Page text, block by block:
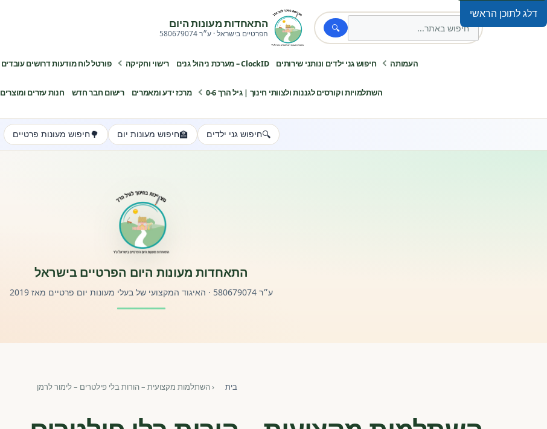
דלג לתוכן הראשי
התאחדות מעונות היום
הפרטיים בישראל · ע״ר 580679074
העמותה חיפוש גני ילדים ונותני שירותים ClockID – מערכת ניהול גנים רישוי וחקיקה פורטל לוח מודעות דרושים עובדים
השתלמויות וקורסים לגננות ולצוותי חינוך | גיל הרך 0-6 מרכז ידע ומאמרים רישום חבר חדש חנות עזרים ומוצרים
🔍
🔍חיפוש גני ילדים 🏫חיפוש מעונות יום 🌳חיפוש מעונות פרטיים
התאחדות מעונות היום הפרטיים בישראל
ע״ר 580679074 · האיגוד המקצועי של בעלי מעונות יום פרטיים מאז 2019
בית ‹השתלמות מקצועית – הורות בלי פילטרים – לימור לרמן